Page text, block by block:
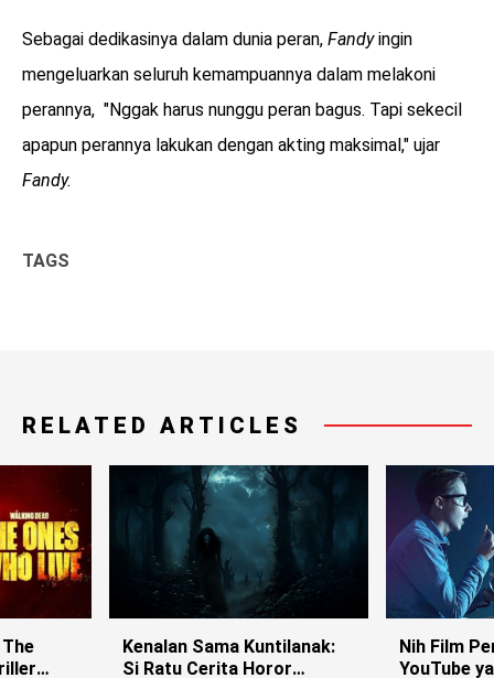
Sebagai dedikasinya dalam dunia peran, Fandyingin
mengeluarkan seluruh kemampuannya dalam melakoni
perannya, "Nggak harus nunggu peran bagus. Tapi sekecil
apapun perannya lakukan dengan akting maksimal," ujar
Fandy.
TAGS
RELATED ARTICLES
Kenalan Sama Kuntilanak:
Si Ratu Cerita Horor
Nih Film
YouTube